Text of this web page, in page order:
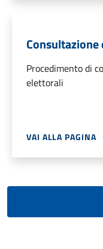
Procedimento di
elettorali
VAI ALLA PAGINA